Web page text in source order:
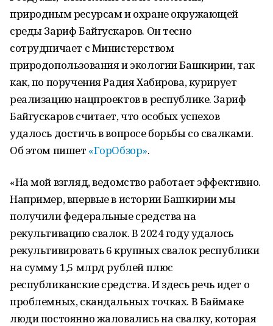
природным ресурсам и охране окружающей
среды Зариф Байгускаров. Он тесно
сотрудничает с Министерством
природопользования и экологии Башкирии, так
как, по поручения Радия Хабирова, курирует
реализацию нацпроектов в республике. Зариф
Байгускаров считает, что особых успехов
удалось достичь в вопросе борьбы со свалками.
Об этом пишет «ГорОбзор».
«На мой взгляд, ведомство работает эффективно.
Например, впервые в истории Башкирии мы
получили федеральные средства на
рекультивацию свалок. В 2024 году удалось
рекультивировать 6 крупных свалок республики
на сумму 1,5 млрд рублей плюс
республиканские средства. И здесь речь идет о
проблемных, скандальных точках. В Баймаке
люди постоянно жаловались на свалку, которая